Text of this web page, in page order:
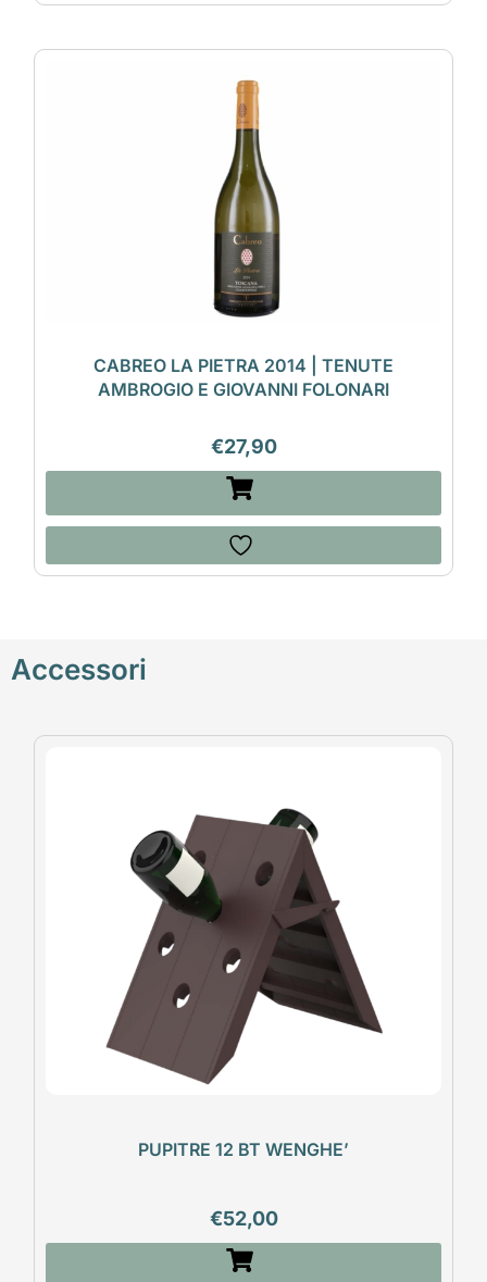
CABREO LA PIETRA 2014 | TENUTE
AMBROGIO E GIOVANNI FOLONARI
€27,90
Accessori
PUPITRE 12 BT WENGHE’
€52,00